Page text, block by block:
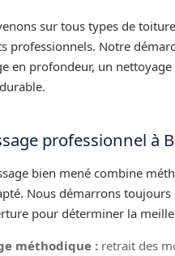
sur tous types de
professionnels. Notre
en profondeur, un
professionnel à
bien mené combine
Nous démarrons
pour déterminer la
méthodique : retrait des